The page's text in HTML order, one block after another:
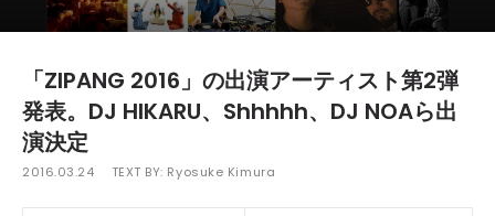
「ZIPANG 2016」の出演アーティスト第2弾
発表。DJ HIKARU、Shhhhh、DJ NOAら出
演決定
2016.03.24 TEXT BY: Ryosuke Kimura